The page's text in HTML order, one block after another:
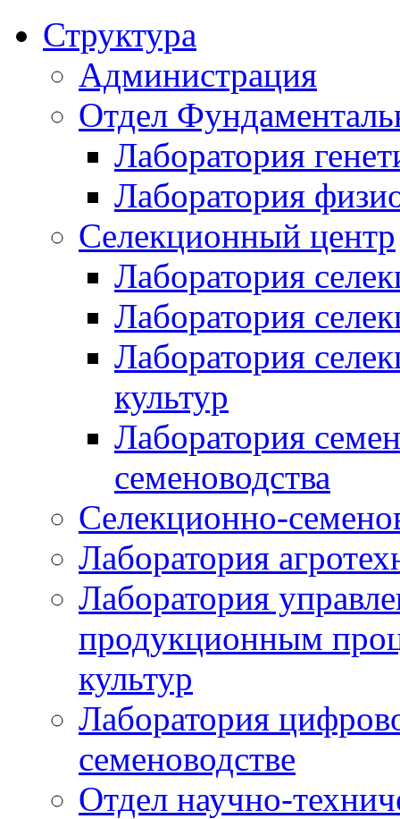
Структура
Администрация
Отдел
Лаборатория
Лаборатория
Селекционный центр
Лаборатория
Лаборатория
Лаборатория
культур
Лаборатория
семеноводства
Селекционно-
Лаборатория
Лаборатория
продукционным
культур
Лаборатория
семеноводстве
Отдел научно-